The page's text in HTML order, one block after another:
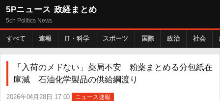
5Pニュース 政経まとめ
5ch Politics News
すべて 速報 IT・科学 スポーツ 国際 政治 社会
「入荷のメドない」薬局不安 粉薬まとめる分包紙在
庫減 石油化学製品の供給綱渡り
2026年04月28日 17:00 ニュース速報